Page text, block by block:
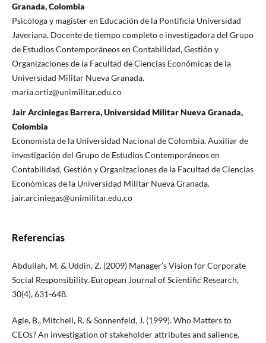
Granada, Colombia
Psicóloga y magister en Educación de la Pontificia Universidad
Javeriana. Docente de tiempo completo e investigadora del Grupo
de Estudios Contemporáneos en Contabilidad, Gestión y
Organizaciones de la Facultad de Ciencias Económicas de la
Universidad Militar Nueva Granada.
maria.ortiz@unimilitar.edu.co
Jair Arciniegas Barrera, Universidad Militar Nueva Granada,
Colombia
Economista de la Universidad Nacional de Colombia. Auxiliar de
investigación del Grupo de Estudios Contemporáneos en
Contabilidad, Gestión y Organizaciones de la Facultad de Ciencias
Económicas de la Universidad Militar Nueva Granada.
jair.arciniegas@unimilitar.edu.co
Referencias
Abdullah, M. & Uddin, Z. (2009) Manager’s Vision for Corporate
Social Responsibility. European Journal of Scientific Research,
30(4), 631-648.
Agle, B., Mitchell, R. & Sonnenfeld, J. (1999). Who Matters to
CEOs? An investigation of stakeholder attributes and salience,